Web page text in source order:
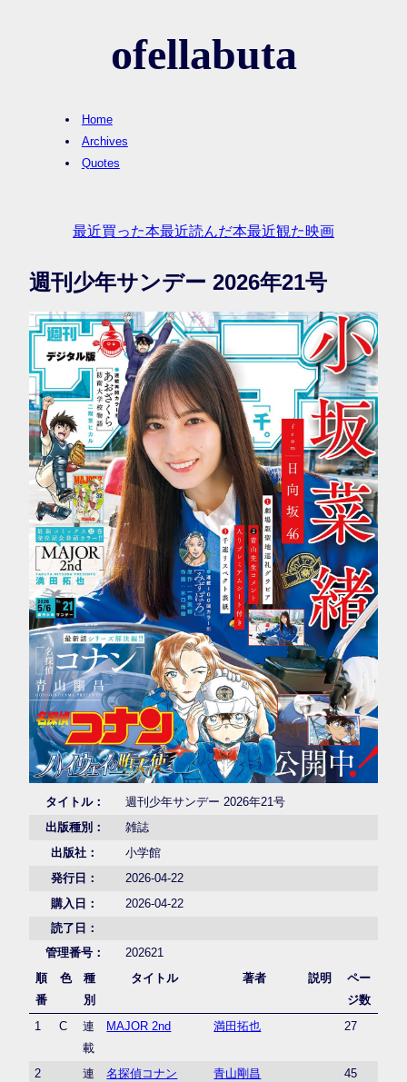
ofellabuta
Home
Archives
Quotes
最近買った本最近読んだ本最近観た映画
週刊少年サンデー 2026年21号
タイトル：
週刊少年サンデー 2026年21号
出版種別：
雑誌
出版社：
小学館
発行日：
2026-04-22
購入日：
2026-04-22
読了日：
管理番号：
202621
順
番
色
種
別
タイトル 著者 説明
ペー
ジ数
1
C
連
載
MAJOR 2nd 満田拓也 27
2
連
名探偵コナン 青山剛昌 45